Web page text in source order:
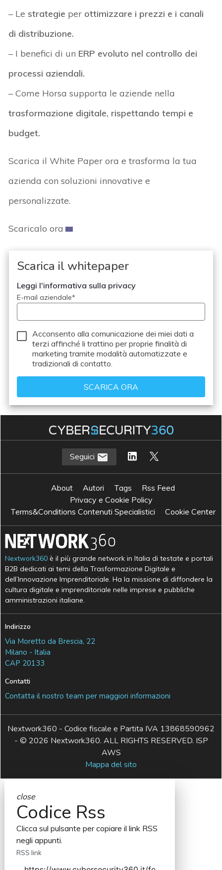
– Le strategie per ottimizzare i prezzi e i canali
di distribuzione.
– I benefici di un ERP evoluto nel controllo dei
processi aziendali.
– Come Horsa supporta le aziende nella
trasformazione digitale, rispettando tempi e
budget.
Scarica il White Paper ora e trasforma la tua
azienda con soluzioni innovative e
personalizzate.
Scaricalo ora
Scarica il whitepaper
Leggi l'informativa sulla privacy
E-mail aziendale*
Acconsento alla comunicazione dei miei dati a
terzi affinché li trattino per proprie finalità di
marketing tramite modalità automatizzate e
tradizionali di contatto.
Seguici
About Autori Tags
Rss Feed
Privacy e Cookie Policy
Terms&Conditions Contenuti Specialistici
Cookie Center
Nextwork360 è il più grande network in Italia di testate e portali
B2B dedicati ai temi della Trasformazione Digitale e
dell’Innovazione Imprenditoriale. Ha la missione di diffondere la
cultura digitale e imprenditoriale nelle imprese e pubbliche
amministrazioni italiane.
Indirizzo
Via Moretto da Brescia, 22
Milano - Italia
CAP 20133
Contatti
Contatta il nostro team per maggiori informazioni
Nextwork360 - Codice fiscale e Partita IVA 13868590962
- © 2026 Nextwork360. ALL RIGHTS RESERVED. ISP
AWS
Mappa del sito
close
Codice Rss
Clicca sul pulsante per copiare il link RSS
negli appunti.
RSS link